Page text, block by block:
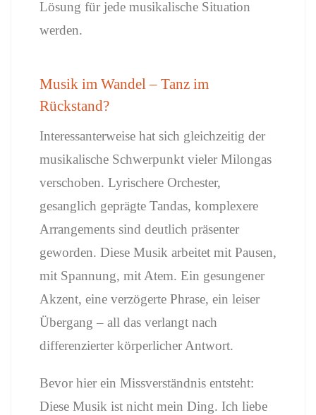
Lösung für jede musikalische Situation
werden.
Musik im Wandel – Tanz im
Rückstand?
Interessanterweise hat sich gleichzeitig der
musikalische Schwerpunkt vieler Milongas
verschoben. Lyrischere Orchester,
gesanglich geprägte Tandas, komplexere
Arrangements sind deutlich präsenter
geworden. Diese Musik arbeitet mit Pausen,
mit Spannung, mit Atem. Ein gesungener
Akzent, eine verzögerte Phrase, ein leiser
Übergang – all das verlangt nach
differenzierter körperlicher Antwort.
Bevor hier ein Missverständnis entsteht:
Diese Musik ist nicht mein Ding. Ich liebe